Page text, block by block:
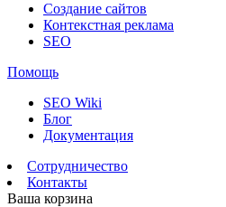
Создание сайтов
Контекстная реклама
SEO
Помощь
SEO Wiki
Блог
Документация
Сотрудничество
Контакты
Ваша корзина